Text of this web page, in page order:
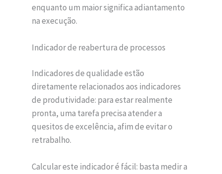
enquanto um maior significa adiantamento
na execução.
Indicador de reabertura de processos
Indicadores de qualidade estão
diretamente relacionados aos indicadores
de produtividade: para estar realmente
pronta, uma tarefa precisa atender a
quesitos de excelência, afim de evitar o
retrabalho.
Calcular este indicador é fácil: basta medir a